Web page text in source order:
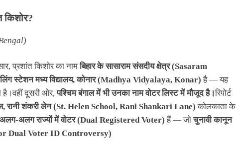
किशोर?
प्रशांत किशोर का नामबिहार के सासाराम संसदीय क्षेत्र (Sasaram
स्टेशन मध्य विद्यालय, कोनार (Madhya Vidyalaya, Konar) है — यह
है।वहीं दूसरी ओर,पश्चिम बंगाल में भी उनका नाम वोटर लिस्ट में मौजूद है।रिपोर्ट
रानी शंकरी लेन (St. Helen School, Rani Shankari Lane) कोलकाता के
अलग-अलग राज्यों में वोटर (Dual Registered Voter) हैं — जोचुनावी कानून
Dual Voter ID Controversy)